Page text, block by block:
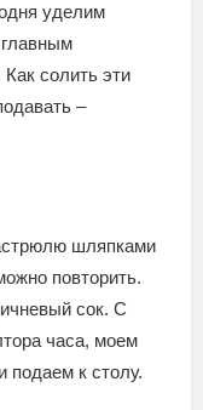
уделим
солить эти
–
шляпками
повторить.
сок. С
часа, моем
подаем к столу.